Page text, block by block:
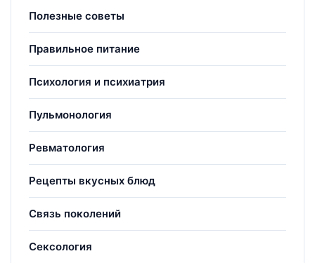
Полезные советы
Правильное питание
Психология и психиатрия
Пульмонология
Ревматология
Рецепты вкусных блюд
Связь поколений
Сексология